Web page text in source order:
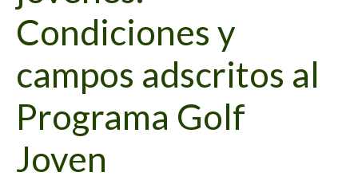
Condiciones y
campos adscritos al
Programa Golf
Joven